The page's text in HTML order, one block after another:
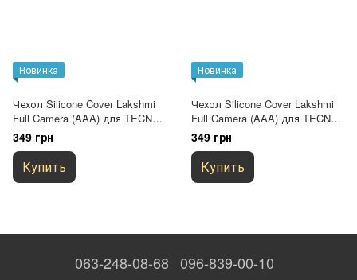
Новинка
Чехол Silicone Cover Lakshmi
Full Camera (AAA) для TECNO
Spark 8C Темно-синий /
Midnight blue
349 грн
Купить
Новинка
Чехол Silicone Cover Lakshmi
Full Camera (AAA) для TECNO
Spark 8C Фиолетовый /
Amethyst
349 грн
Купить
063-248-08-68 096-839-00-10